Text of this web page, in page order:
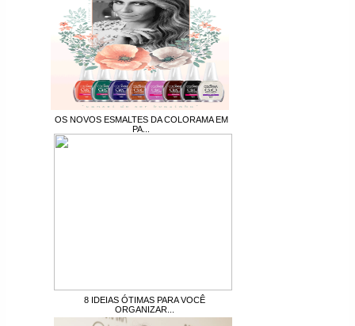
OS NOVOS ESMALTES DA COLORAMA EM
PA...
8 IDEIAS ÓTIMAS PARA VOCÊ
ORGANIZAR...